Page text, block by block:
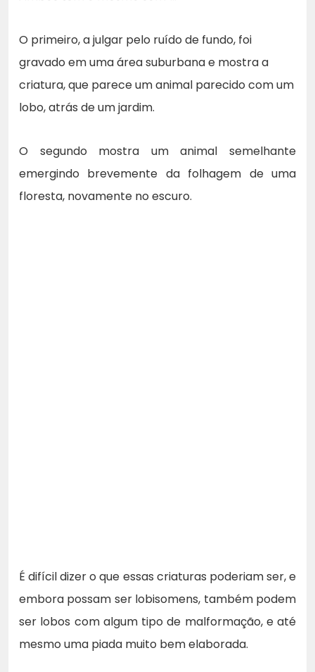
O primeiro, a julgar pelo ruído de fundo, foi
gravado em uma área suburbana e mostra a
criatura, que parece um animal parecido com um
lobo, atrás de um jardim.
O segundo mostra um animal semelhante
emergindo brevemente da folhagem de uma
floresta, novamente no escuro.
É difícil dizer o que essas criaturas poderiam ser, e
embora possam ser lobisomens, também podem
ser lobos com algum tipo de malformação, e até
mesmo uma piada muito bem elaborada.